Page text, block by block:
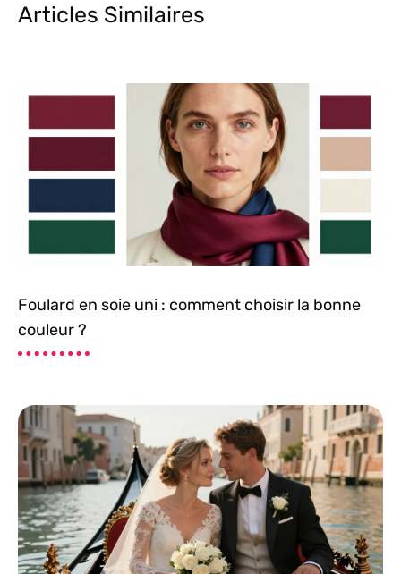
Articles Similaires
Foulard en soie uni : comment choisir la bonne
couleur ?